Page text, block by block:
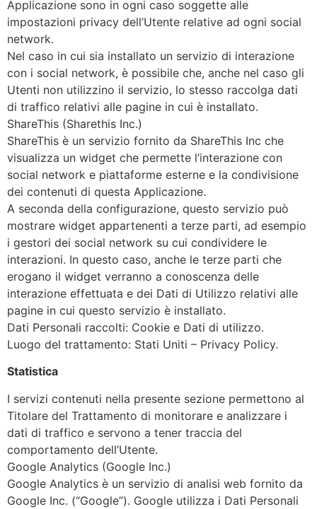
Applicazione sono in ogni caso soggette alle
impostazioni privacy dell’Utente relative ad ogni social
network.
Nel caso in cui sia installato un servizio di interazione
con i social network, è possibile che, anche nel caso gli
Utenti non utilizzino il servizio, lo stesso raccolga dati
di traffico relativi alle pagine in cui è installato.
ShareThis (Sharethis Inc.)
ShareThis è un servizio fornito da ShareThis Inc che
visualizza un widget che permette l’interazione con
social network e piattaforme esterne e la condivisione
dei contenuti di questa Applicazione.
A seconda della configurazione, questo servizio può
mostrare widget appartenenti a terze parti, ad esempio
i gestori dei social network su cui condividere le
interazioni. In questo caso, anche le terze parti che
erogano il widget verranno a conoscenza delle
interazione effettuata e dei Dati di Utilizzo relativi alle
pagine in cui questo servizio è installato.
Dati Personali raccolti: Cookie e Dati di utilizzo.
Luogo del trattamento: Stati Uniti – Privacy Policy.
Statistica
I servizi contenuti nella presente sezione permettono al
Titolare del Trattamento di monitorare e analizzare i
dati di traffico e servono a tener traccia del
comportamento dell’Utente.
Google Analytics (Google Inc.)
Google Analytics è un servizio di analisi web fornito da
Google Inc. (“Google”). Google utilizza i Dati Personali